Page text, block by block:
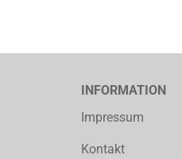
INFORMATION
Impressum
Kontakt